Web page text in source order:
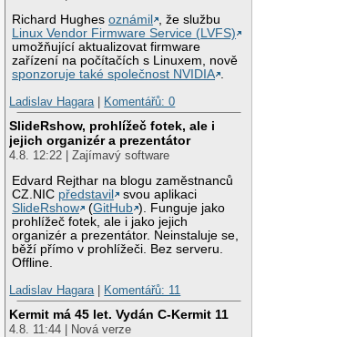
Richard Hughesoznámil
, že službu
Linux Vendor Firmware Service (LVFS)
umožňující aktualizovat firmware
zařízení na počítačích s Linuxem, nově
sponzoruje také společnost NVIDIA .
Ladislav Hagara| Komentářů: 0
SlideRshow, prohlížeč fotek, ale i
jejich organizér a prezentátor
4.8. 12:22 | Zajímavý software
Edvard Rejthar na blogu zaměstnanců
CZ.NIC představil
svou aplikaci
SlideRshow
(GitHub ). Funguje jako
prohlížeč fotek, ale i jako jejich
organizér a prezentátor. Neinstaluje se,
běží přímo v prohlížeči. Bez serveru.
Offline.
Ladislav Hagara| Komentářů: 11
Kermit má 45 let. Vydán C-Kermit 11
4.8. 11:44 | Nová verze